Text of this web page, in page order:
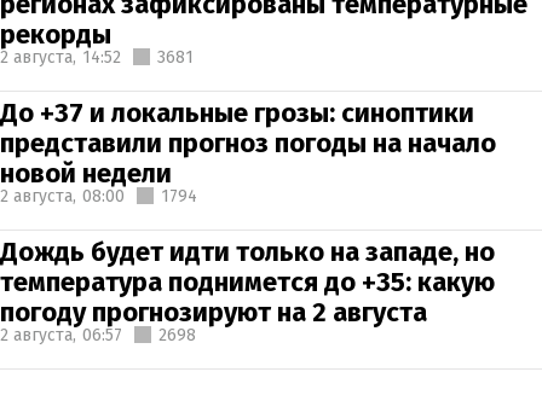
рекорды
2 августа, 14:52 3681
До +37 и локальные грозы: синоптики
представили прогноз погоды на начало
новой недели
2 августа, 08:00 1794
Дождь будет идти только на западе, но
температура поднимется до +35: какую
погоду прогнозируют на 2 августа
2 августа, 06:57 2698